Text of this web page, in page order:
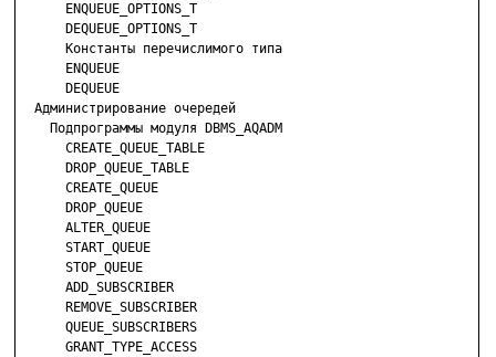
      ENQUEUE_OPTIONS_T
      DEQUEUE_OPTIONS_T
      Константы перечислимого типа
      ENQUEUE
      DEQUEUE
  Администрирование очередей
    Подпрограммы модуля DBMS_AQADM
      CREATE_QUEUE_TABLE
      DROP_QUEUE_TABLE
      CREATE_QUEUE
      DROP_QUEUE
      ALTER_QUEUE
      START_QUEUE
      STOP_QUEUE
      ADD_SUBSCRIBER
      REMOVE_SUBSCRIBER
      QUEUE_SUBSCRIBERS
      GRANT_TYPE_ACCESS